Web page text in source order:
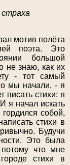
мотив полёта
поэта. Это
большой
не знаю, как их
- тот самый
мы начали, - я
писать стихи: я
я начал искать
собой,
стихи в
Будучи
Это была
потому что мне
стихи в